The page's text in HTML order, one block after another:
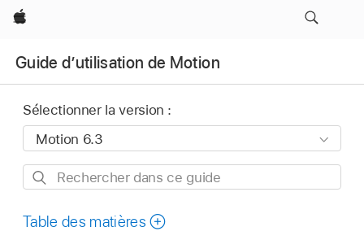
Apple
Guide d’utilisation de Motion
Sélectionner la version :
Rechercher
ce
Table des matières